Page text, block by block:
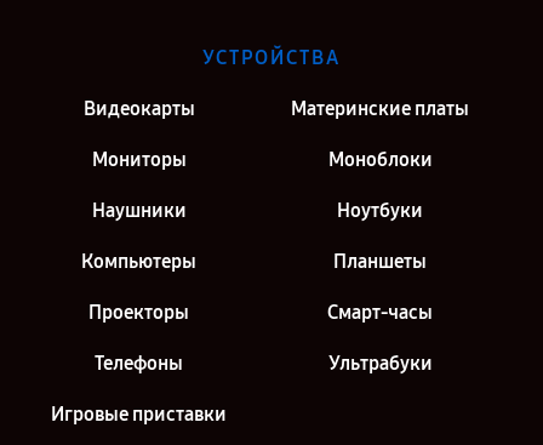
УСТРОЙСТВА
Видеокарты Материнские платы
Мониторы Моноблоки
Наушники Ноутбуки
Компьютеры Планшеты
Проекторы Смарт-часы
Телефоны Ультрабуки
Игровые приставки